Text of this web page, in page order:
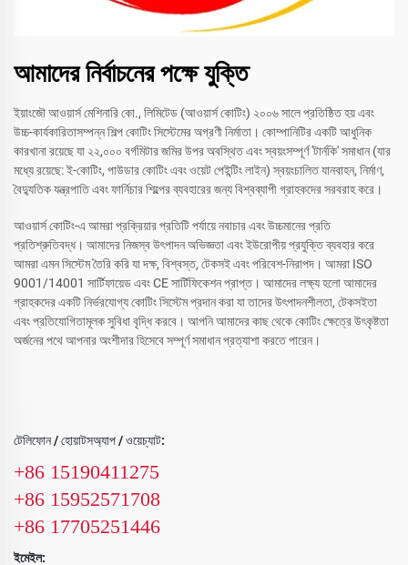
আমাদের নির্বাচনের পক্ষে যুক্তি
ইয়াংজৌ আওয়ার্স মেশিনারি কো., লিমিটেড (আওয়ার্স কোটিং) ২০০৬ সালে প্রতিষ্ঠিত হয় এবং
উচ্চ-কার্যকারিতাসম্পন্ন শিল্প কোটিং সিস্টেমের অগ্রণী নির্মাতা। কোম্পানিটির একটি আধুনিক
কারখানা রয়েছে যা ২২,০০০ বর্গমিটার জমির উপর অবস্থিত এবং স্বয়ংসম্পূর্ণ 'টার্নকি' সমাধান (যার
মধ্যে রয়েছে: ই-কোটিং, পাউডার কোটিং এবং ওয়েট পেইন্টিং লাইন) স্বয়ংচালিত যানবাহন, নির্মাণ,
বৈদ্যুতিক যন্ত্রপাতি এবং ফার্নিচার শিল্পের ব্যবহারের জন্য বিশ্বব্যাপী গ্রাহকদের সরবরাহ করে।
আওয়ার্স কোটিং-এ আমরা প্রক্রিয়ার প্রতিটি পর্যায়ে নবাচার এবং উচ্চমানের প্রতি
প্রতিশ্রুতিবদ্ধ। আমাদের নিজস্ব উৎপাদন অভিজ্ঞতা এবং ইউরোপীয় প্রযুক্তি ব্যবহার করে
আমরা এমন সিস্টেম তৈরি করি যা দক্ষ, বিশ্বস্ত, টেকসই এবং পরিবেশ-নিরাপদ। আমরা ISO
9001/14001 সার্টিফায়েড এবং CE সার্টিফিকেশন প্রাপ্ত। আমাদের লক্ষ্য হলো আমাদের
গ্রাহকদের একটি নির্ভরযোগ্য কোটিং সিস্টেম প্রদান করা যা তাদের উৎপাদনশীলতা, টেকসইতা
এবং প্রতিযোগিতামূলক সুবিধা বৃদ্ধি করবে। আপনি আমাদের কাছ থেকে কোটিং ক্ষেত্রে উৎকৃষ্টতা
অর্জনের পথে আপনার অংশীদার হিসেবে সম্পূর্ণ সমাধান প্রত্যাশা করতে পারেন।
টেলিফোন / হোয়াটসঅ্যাপ / ওয়েচ্যাট:
+86 15190411275
+86 15952571708
+86 17705251446
ইমেইল: